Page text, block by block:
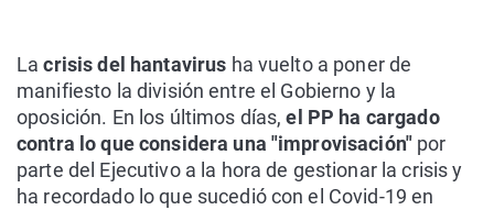
Lacrisis del hantavirus ha vuelto a poner de
manifiesto la división entre el Gobierno y la
oposición. En los últimos días,el PP ha cargado
contra lo que considera una "improvisación" por
parte del Ejecutivo a la hora de gestionar la crisis y
ha recordado lo que sucedió con el Covid-19 en